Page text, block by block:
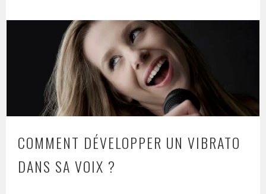
COMMENT DÉVELOPPER UN VIBRATO
DANS SA VOIX ?